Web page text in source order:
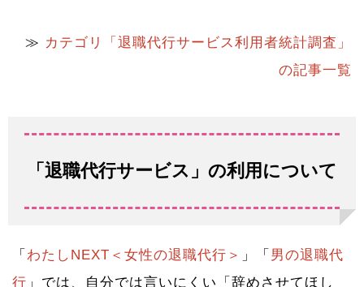
≫ カテゴリ「退職代行サービス利用者統計調査」
の記事一覧
「退職代行サービス」の利用について
「 わたしNEXT＜女性の退職代行＞ 」「 男の退職代
行 」では、自分では言いにくい「辞めさせてほし